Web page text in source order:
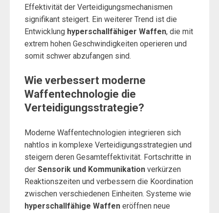
Effektivität der Verteidigungsmechanismen
signifikant steigert. Ein weiterer Trend ist die
Entwicklung hyperschallfähiger Waffen, die mit
extrem hohen Geschwindigkeiten operieren und
somit schwer abzufangen sind.
Wie verbessert moderne
Waffentechnologie die
Verteidigungsstrategie?
Moderne Waffentechnologien integrieren sich
nahtlos in komplexe Verteidigungsstrategien und
steigern deren Gesamteffektivität. Fortschritte in
der Sensorik und Kommunikation verkürzen
Reaktionszeiten und verbessern die Koordination
zwischen verschiedenen Einheiten. Systeme wie
hyperschallfähige Waffen eröffnen neue